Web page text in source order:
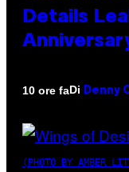
Details
10 ore faDi Denny
(PHOTO BY AMBER